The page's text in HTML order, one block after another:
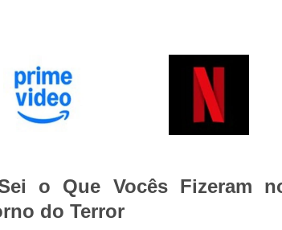
o Que Vocês Fizeram
do Terror